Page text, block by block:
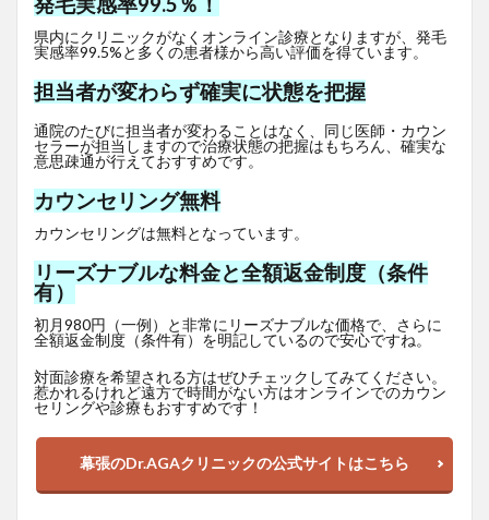
県内にクリニックがなくオンライン診療となりますが、発毛
実感率99.5%と多くの患者様から高い評価を得ています。
担当者が変わらず確実に状態を把握
通院のたびに担当者が変わることはなく、同じ医師・カウン
セラーが担当しますので治療状態の把握はもちろん、確実な
意思疎通が行えておすすめです。
カウンセリング無料
カウンセリングは無料となっています。
リーズナブルな料金と全額返金制度（条件
有）
初月980円（一例）と非常にリーズナブルな価格で、さらに
全額返金制度（条件有）を明記しているので安心ですね。
対面診療を希望される方はぜひチェックしてみてください。
惹かれるけれど遠方で時間がない方はオンラインでのカウン
セリングや診療もおすすめです！
幕張のDr.AGAクリニックの公式サイトはこちら